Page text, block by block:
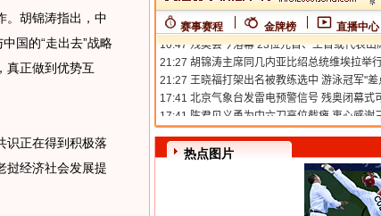
。胡锦涛指出，中
国的“走出去”战略
真正做到优势互
正在得到积极落
挝经济社会发展提
赛事赛程 金牌榜 直播中心
热点图片